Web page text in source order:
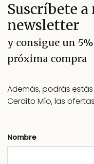
Las
opciones
se
pueden
en
de
producto
Suscríbete a
newsletter
y consigue un
próxima compra
Además, podrás
Cerdito Mío, las
Nombre